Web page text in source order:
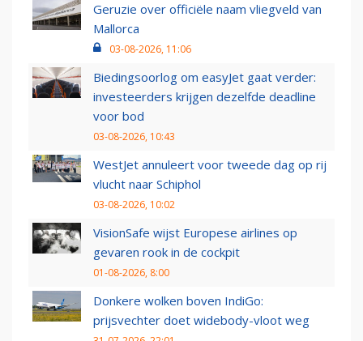
Geruzie over officiële naam vliegveld van
Mallorca
03-08-2026, 11:06
Biedingsoorlog om easyJet gaat verder:
investeerders krijgen dezelfde deadline
voor bod
03-08-2026, 10:43
WestJet annuleert voor tweede dag op rij
vlucht naar Schiphol
03-08-2026, 10:02
VisionSafe wijst Europese airlines op
gevaren rook in de cockpit
01-08-2026, 8:00
Donkere wolken boven IndiGo:
prijsvechter doet widebody-vloot weg